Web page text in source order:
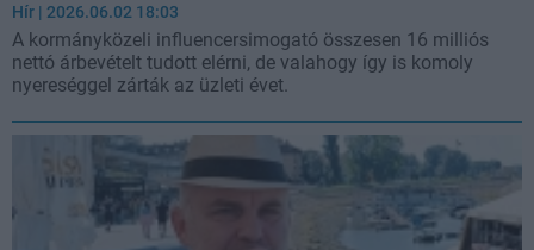
Hír | 2026.06.02 18:03
A kormányközeli influencersimogató összesen 16 milliós
nettó árbevételt tudott elérni, de valahogy így is komoly
nyereséggel zárták az üzleti évet.